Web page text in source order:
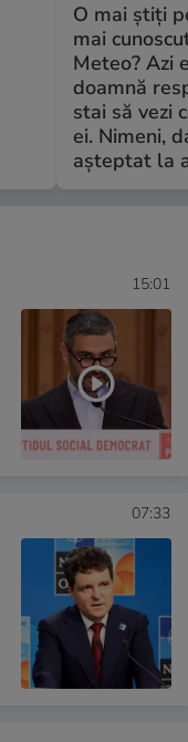
O mai știți
mai
Meteo? Azi
doamnă
stai să vezi
ei. Nimeni,
așteptat la
15:01
07:33